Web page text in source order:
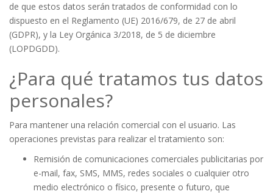
de que estos datos serán tratados de conformidad con lo
dispuesto en el Reglamento (UE) 2016/679, de 27 de abril
(GDPR), y la Ley Orgánica 3/2018, de 5 de diciembre
(LOPDGDD).
¿Para qué tratamos tus datos
personales?
Para mantener una relación comercial con el usuario. Las
operaciones previstas para realizar el tratamiento son:
Remisión de comunicaciones comerciales publicitarias por
e-mail, fax, SMS, MMS, redes sociales o cualquier otro
medio electrónico o físico, presente o futuro, que